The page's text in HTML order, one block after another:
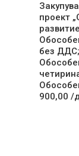
проект
без ДДС;
900,00 /